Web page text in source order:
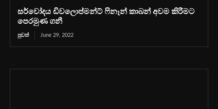
සර්වෝදය ඩිවලොප්මන්ට් ෆිනෑන් කාබන් අවම කිරීමට
පෙරමුණ ගනී
පුවත් June 29, 2022